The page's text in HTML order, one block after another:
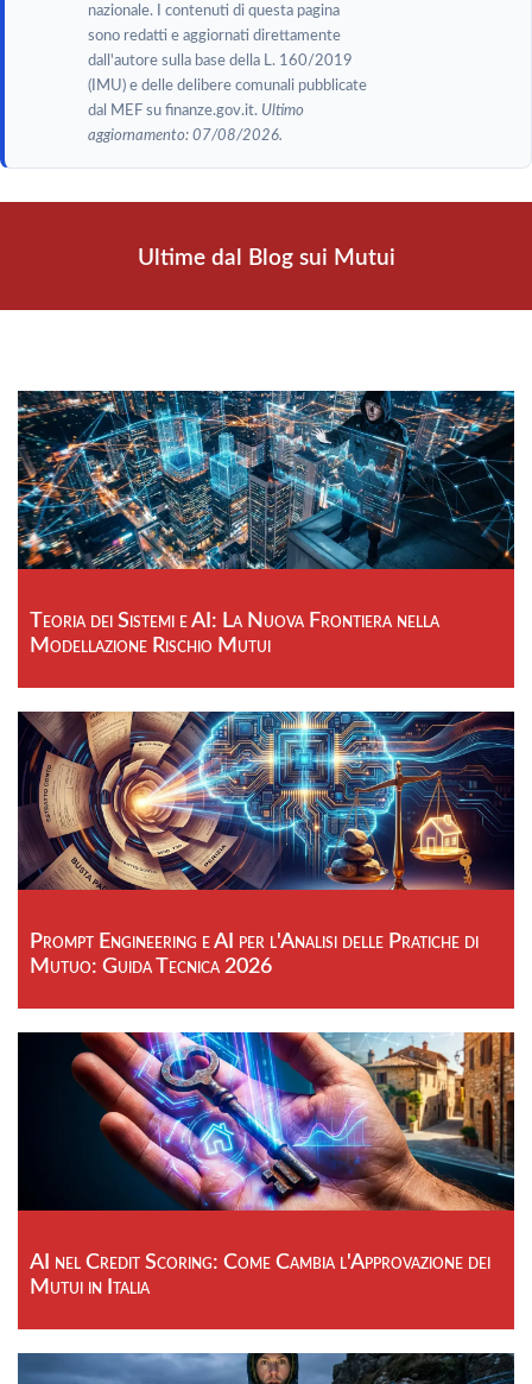
nazionale. I contenuti di questa pagina
sono redatti e aggiornati direttamente
dall'autore sulla base della L. 160/2019
(IMU) e delle delibere comunali pubblicate
dal MEF su finanze.gov.it. Ultimo
aggiornamento: 07/08/2026.
Ultime dal Blog sui Mutui
Teoria dei Sistemi e AI: La Nuova Frontiera nella
Modellazione Rischio Mutui
Prompt Engineering e AI per l'Analisi delle Pratiche di
Mutuo: Guida Tecnica 2026
AI nel Credit Scoring: Come Cambia l'Approvazione dei
Mutui in Italia